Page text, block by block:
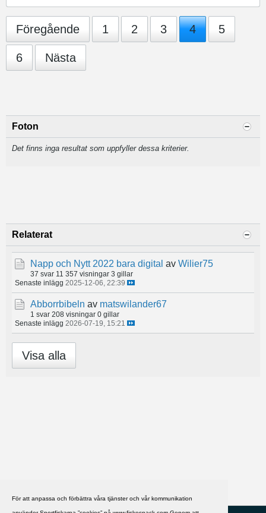
För att anpassa och förbättra våra tjänster och vår kommunikation
Föregående 1 2 3 4 5
6 Nästa
Foton
Det finns inga resultat som uppfyller dessa kriterier.
Relaterat
Napp och Nytt 2022 bara digital av Wilier75
37 svar 11 357 visningar 3 gillar
Senaste inlägg 2025-12-06, 22:39
Abborrbibeln av matswilander67
1 svar 208 visningar 0 gillar
Senaste inlägg 2026-07-19, 15:21
Visa alla